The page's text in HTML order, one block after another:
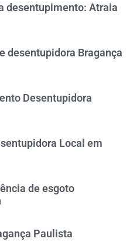
desentupimento: Atraia
desentupidora Bragança
Desentupidora
Local em
de esgoto
Paulista